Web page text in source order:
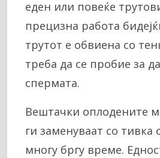
еден или повеќе
прецизна работа
трутот е обвиена со
треба да се пробие за
спермата.
Вештачки оплодените
ги заменуваат со тивка
многу бргу време.